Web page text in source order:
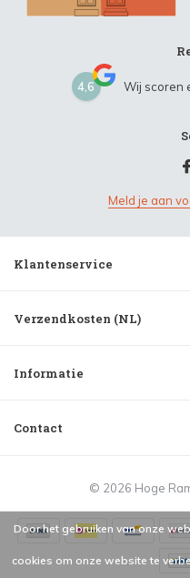
4,6 Wij scoren
Meld je aan
Klantenservice
Verzendkosten (NL)
Informatie
Contact
© 2026 Hoge
Door het gebruiken van onze
cookies om onze website te